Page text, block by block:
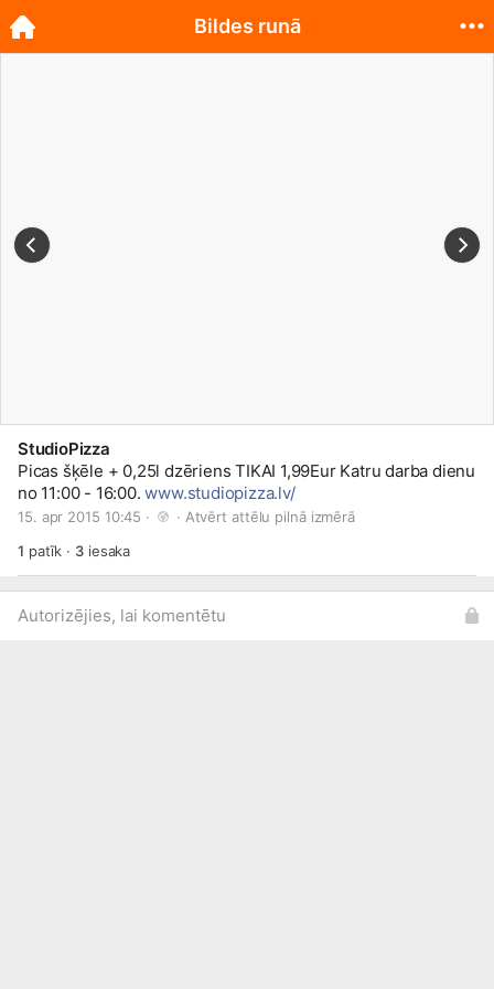
StudioPizza
Picas šķēle + 0,25l dzēriens TIKAI 1,99Eur Katru darba dienu
no 11:00 - 16:00.www.studiopizza.lv/
15. apr 2015 10:45 · · Atvērt attēlu pilnā izmērā
1 patīk · 3iesaka
Autorizējies, lai komentētu
Bildes runā